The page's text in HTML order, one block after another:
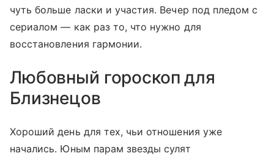
чуть больше ласки и участия. Вечер под пледом с
сериалом — как раз то, что нужно для
восстановления гармонии.
Любовный гороскоп для
Близнецов
Хороший день для тех, чьи отношения уже
начались. Юным парам звезды сулят